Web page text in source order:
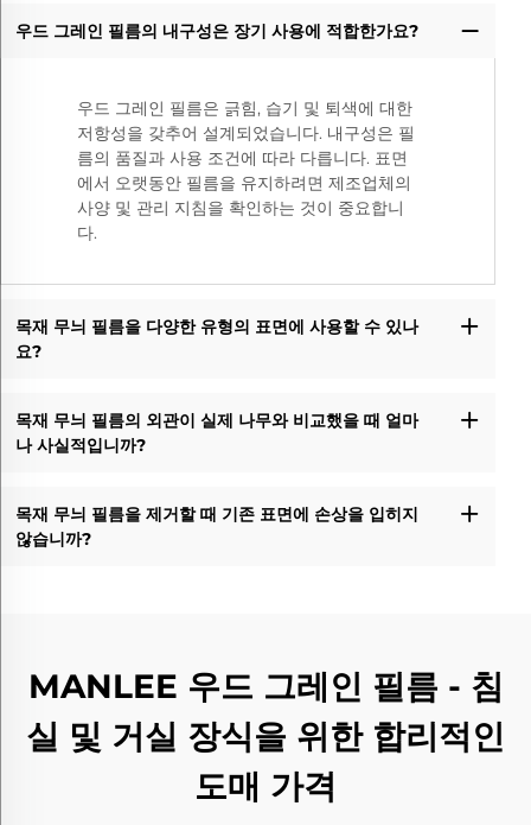
우드 그레인 필름의 내구성은 장기 사용에 적합한가요?
우드 그레인 필름은 긁힘, 습기 및 퇴색에 대한
저항성을 갖추어 설계되었습니다. 내구성은 필
름의 품질과 사용 조건에 따라 다릅니다. 표면
에서 오랫동안 필름을 유지하려면 제조업체의
사양 및 관리 지침을 확인하는 것이 중요합니
다.
목재 무늬 필름을 다양한 유형의 표면에 사용할 수 있나
요?
목재 무늬 필름의 외관이 실제 나무와 비교했을 때 얼마
나 사실적입니까?
목재 무늬 필름을 제거할 때 기존 표면에 손상을 입히지
않습니까?
MANLEE 우드 그레인 필름 - 침
실 및 거실 장식을 위한 합리적인
도매 가격